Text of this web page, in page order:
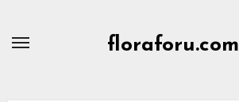
floraforu.com